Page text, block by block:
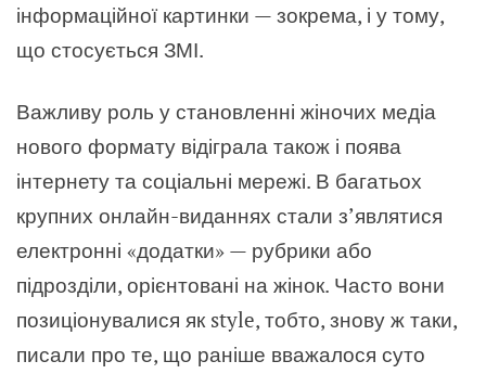
інформаційної картинки — зокрема, і у тому,
що стосується ЗМІ.
Важливу роль у становленні жіночих медіа
нового формату відіграла також і поява
інтернету та соціальні мережі. В багатьох
крупних онлайн-виданнях стали з’являтися
електронні «додатки» — рубрики або
підрозділи, орієнтовані на жінок. Часто вони
позиціонувалися як style, тобто, знову ж таки,
писали про те, що раніше вважалося суто